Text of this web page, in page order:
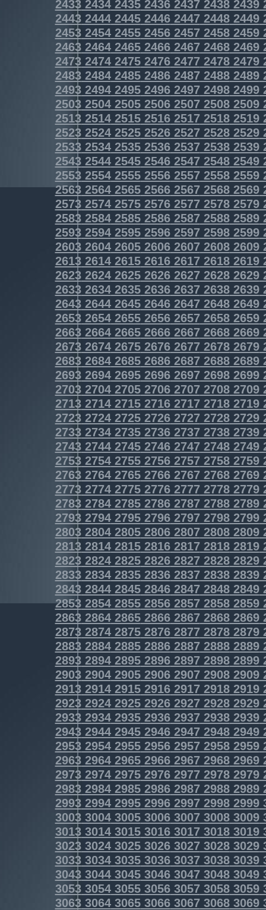
2433243424352436243724382439
2443244424452446244724482449
2453245424552456245724582459
2463246424652466246724682469
2473247424752476247724782479
2483248424852486248724882489
2493249424952496249724982499
2503250425052506250725082509
2513251425152516251725182519
2523252425252526252725282529
2533253425352536253725382539
2543254425452546254725482549
2553255425552556255725582559
2563256425652566256725682569
2573257425752576257725782579
2583258425852586258725882589
2593259425952596259725982599
2603260426052606260726082609
2613261426152616261726182619
2623262426252626262726282629
2633263426352636263726382639
2643264426452646264726482649
2653265426552656265726582659
2663266426652666266726682669
2673267426752676267726782679
2683268426852686268726882689
2693269426952696269726982699
2703270427052706270727082709
2713271427152716271727182719
2723272427252726272727282729
2733273427352736273727382739
2743274427452746274727482749
2753275427552756275727582759
2763276427652766276727682769
2773277427752776277727782779
2783278427852786278727882789
2793279427952796279727982799
2803280428052806280728082809
2813281428152816281728182819
2823282428252826282728282829
2833283428352836283728382839
2843284428452846284728482849
2853285428552856285728582859
2863286428652866286728682869
2873287428752876287728782879
2883288428852886288728882889
2893289428952896289728982899
2903290429052906290729082909
2913291429152916291729182919
2923292429252926292729282929
2933293429352936293729382939
2943294429452946294729482949
2953295429552956295729582959
2963296429652966296729682969
2973297429752976297729782979
2983298429852986298729882989
2993299429952996299729982999
3003300430053006300730083009
3013301430153016301730183019
3023302430253026302730283029
3033303430353036303730383039
3043304430453046304730483049
3053305430553056305730583059
3063306430653066306730683069